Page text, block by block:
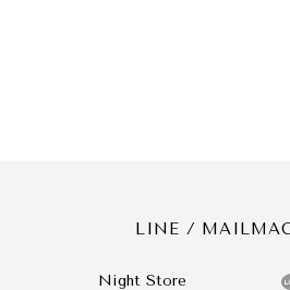
LINE /
Night Store